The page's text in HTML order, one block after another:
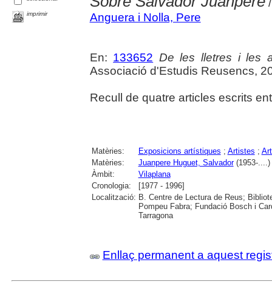
imprimir
/
Anguera i Nolla, Pere
En: 133652 De les lletres i les
Associació d'Estudis Reusencs,
Recull de quatre articles escrits
Matèries: Exposicions artístiques ; Artistes ;
Matèries:
Juanpere Huguet, Salvador(1953-....)
Àmbit:
Vilaplana
Cronologia:
[1977 - 1996]
Localització: B. Centre de Lectura de Reus;
Pompeu Fabra; Fundació Bosch i
Tarragona
Enllaç permanent a aquest